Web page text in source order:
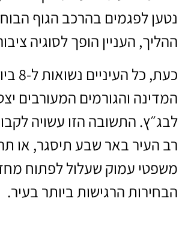
נטען לפגמים בהרכב הגוף
ההליך, העניין הופך לסוגיה
כעת,
המדינה והגורמים המעורבים
לבג״ץ. התשובה הזו עשויה
רב העיר באר שבע תיסגר, או
משפטי עמוק שעלול לפתוח
הבחירות הרגישות ביותר בעיר.